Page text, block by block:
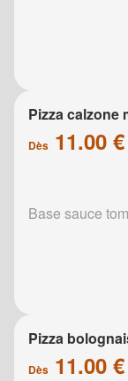
Pizza calzone
Dès 11.00 €
Base sauce
Pizza
Dès 11.00 €